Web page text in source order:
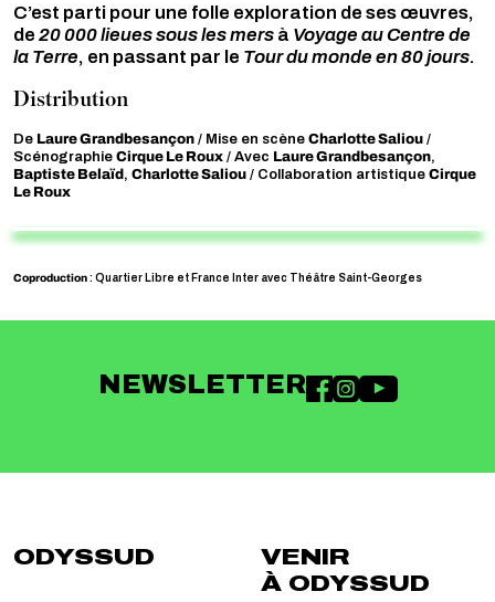
C’est parti pour une folle exploration de ses œuvres,
de 20 000 lieues sous les mers à Voyage au Centre de
la Terre, en passant par le Tour du monde en 80 jours.
Distribution
De Laure Grandbesançon / Mise en scène Charlotte Saliou /
Scénographie Cirque Le Roux / Avec Laure Grandbesançon,
Baptiste Belaïd, Charlotte Saliou / Collaboration artistique Cirque
Le Roux
Coproduction: Quartier Libre et France Inter avec Théâtre Saint-Georges
NEWSLETTER
ODYSSUD
VENIR
À ODYSSUD